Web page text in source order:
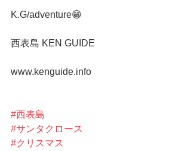
K.G/adventure😁
西表島 KEN GUIDE
www.kenguide.info
#西表島
#サンタクロース
#クリスマス